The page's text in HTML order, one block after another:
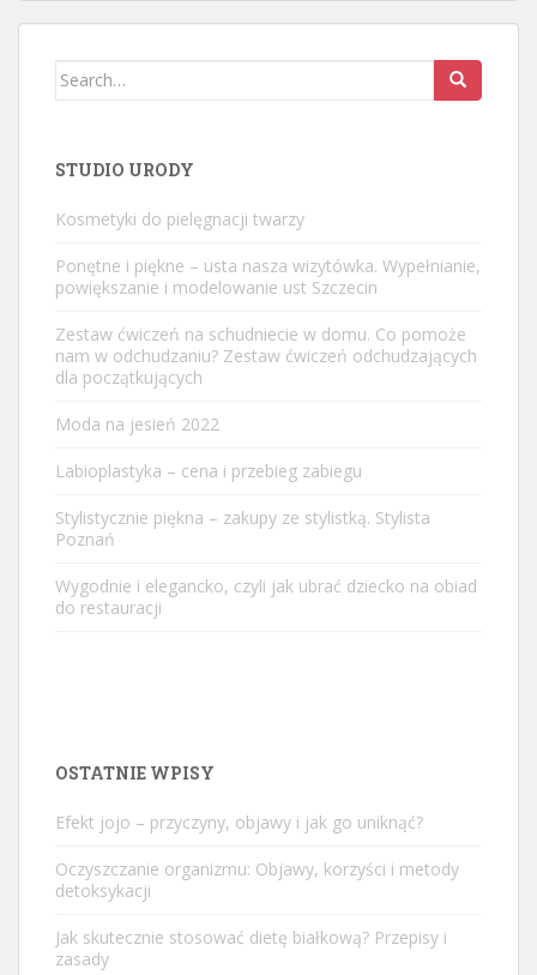
Search
STUDIO URODY
Kosmetyki do pielęgnacji twarzy
Ponętne i piękne – usta nasza wizytówka. Wypełnianie,
powiększanie i modelowanie ust Szczecin
Zestaw ćwiczeń na schudniecie w domu. Co pomoże
nam w odchudzaniu? Zestaw ćwiczeń odchudzających
dla początkujących
Moda na jesień 2022
Labioplastyka – cena i przebieg zabiegu
Stylistycznie piękna – zakupy ze stylistką. Stylista
Poznań
Wygodnie i elegancko, czyli jak ubrać dziecko na obiad
do restauracji
OSTATNIE WPISY
Efekt jojo – przyczyny, objawy i jak go uniknąć?
Oczyszczanie organizmu: Objawy, korzyści i metody
detoksykacji
Jak skutecznie stosować dietę białkową? Przepisy i
zasady